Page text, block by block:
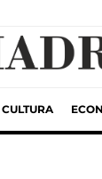
CULTURA